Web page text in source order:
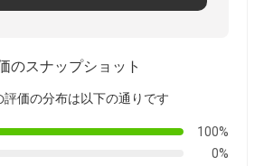
のスナップショット
評価の分布は以下の通りです
100%
0%